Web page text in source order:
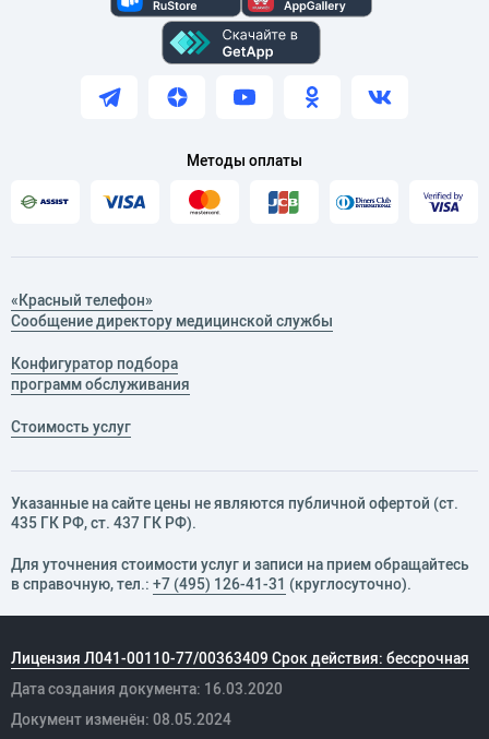
Методы оплаты
«Красный телефон»
Сообщение директору медицинской службы
Конфигуратор подбора
программ обслуживания
Стоимость услуг
Указанные на сайте цены не являются публичной офертой (ст.
435 ГК РФ, cт. 437 ГК РФ).
Для уточнения стоимости услуг и записи на прием обращайтесь
в справочную, тел.: +7 (495) 126-41-31 (круглосуточно).
Лицензия Л041-00110-77/00363409 Срок действия: бессрочная
Дата создания документа: 16.03.2020
Документ изменён: 08.05.2024